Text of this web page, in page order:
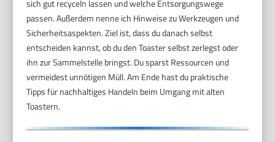
sich gut recyceln lassen und welche Entsorgungswege
passen. Außerdem nenne ich Hinweise zu Werkzeugen und
Sicherheitsaspekten. Ziel ist, dass du danach selbst
entscheiden kannst, ob du den Toaster selbst zerlegst oder
ihn zur Sammelstelle bringst. Du sparst Ressourcen und
vermeidest unnötigen Müll. Am Ende hast du praktische
Tipps für nachhaltiges Handeln beim Umgang mit alten
Toastern.